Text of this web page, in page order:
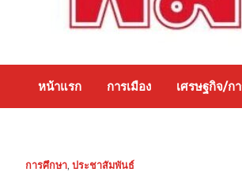
หน้าแรก การเมือง เศรษฐกิจ/ก
การศึกษา, ประชาสัมพันธ์